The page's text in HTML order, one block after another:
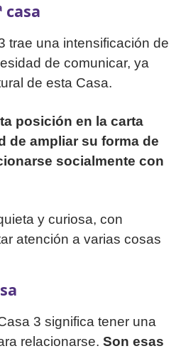
casa
trae una intensificación de
de comunicar, ya
de esta Casa.
posición en la carta
de ampliar su forma de
socialmente con
y curiosa, con
atención a varias cosas
3 significa tener una
relacionarse. Son esas